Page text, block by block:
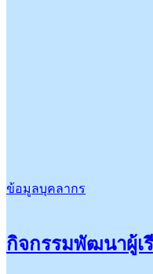
ข้อมูลบุคลากร
กิจกรรมพัฒนาผู้เ